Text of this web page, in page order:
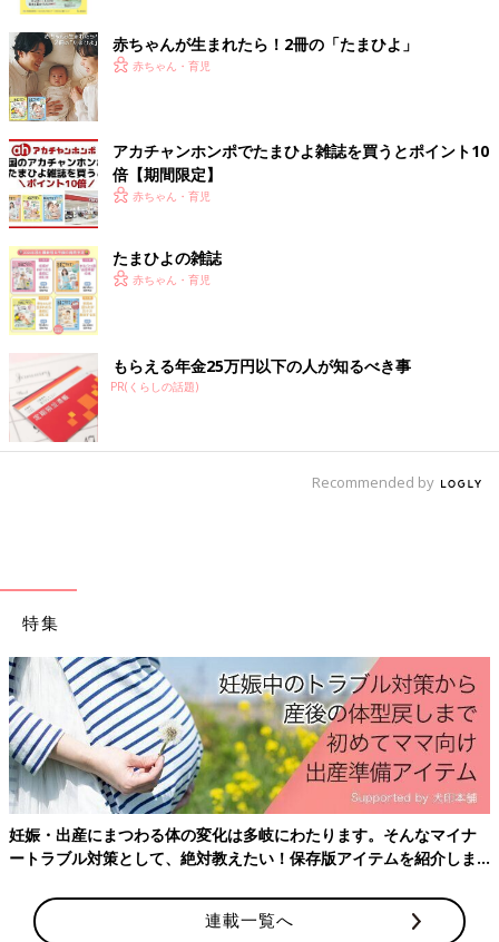
赤ちゃんが生まれたら！2冊の「たまひよ」
赤ちゃん・育児
アカチャンホンポでたまひよ雑誌を買うとポイント10
倍【期間限定】
赤ちゃん・育児
たまひよの雑誌
赤ちゃん・育児
もらえる年金25万円以下の人が知るべき事
PR(くらしの話題)
Recommended by
特集
妊娠・出産にまつわる体の変化は多岐にわたります。そんなマイナ
ートラブル対策として、絶対教えたい！保存版アイテムを紹介しま
連載一覧へ